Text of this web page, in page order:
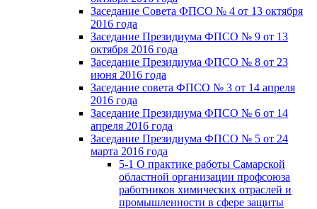
Заседание Совета ФПСО № 4 от 13 октября
2016 года
Заседание Президиума ФПСО № 9 от 13
октября 2016 года
Заседание Президиума ФПСО № 8 от 23
июня 2016 года
Заседание совета ФПСО № 3 от 14 апреля
2016 года
Заседание Президиума ФПСО № 6 от 14
апреля 2016 года
Заседание Президиума ФПСО № 5 от 24
марта 2016 года
5-1 О практике работы Самарской
областной организации профсоюза
работников химических отраслей и
промышленности в сфере защиты